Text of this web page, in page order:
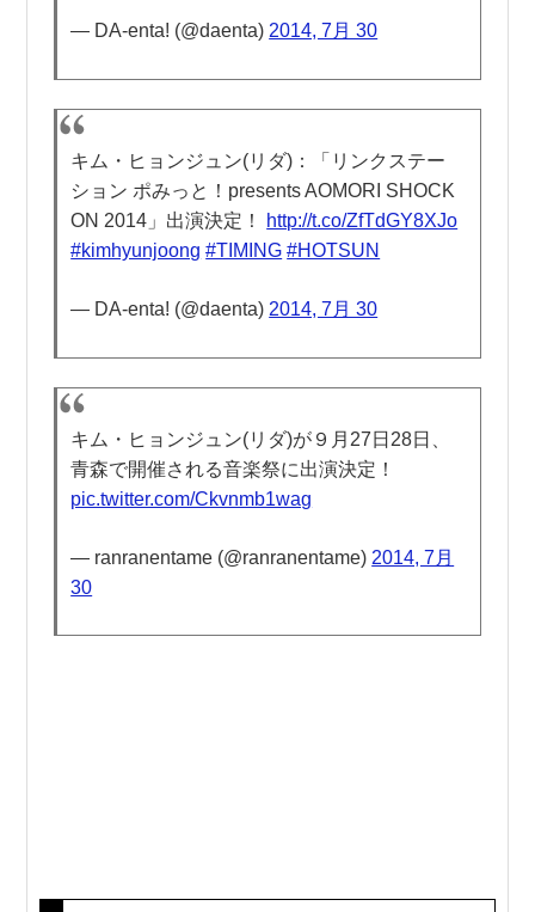
— DA-enta! (@daenta) 2014, 7月 30
キム・ヒョンジュン(リダ)：「リンクステー
ション ポみっと！presents AOMORI SHOCK
ON 2014」出演決定！
http://t.co/ZfTdGY8XJo
#kimhyunjoong #TIMING #HOTSUN
— DA-enta! (@daenta) 2014, 7月 30
キム・ヒョンジュン(リダ)が９月27日28日、
青森で開催される音楽祭に出演決定！
pic.twitter.com/Ckvnmb1wag
— ranranentame (@ranranentame) 2014, 7月
30